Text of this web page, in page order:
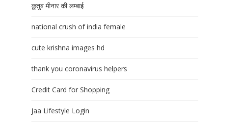
क़ुतुब मीनार की लम्बाई
national crush of india female
cute krishna images hd
thank you coronavirus helpers
Credit Card for Shopping
Jaa Lifestyle Login